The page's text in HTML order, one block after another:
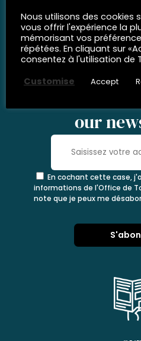
SOCIAL
our
En cochant cette case,
informations de l'Office de
note que je peux me
Nous utilisons des cookies
vous offrir l'expérience la
mémorisant vos
répétées. En cliquant sur
consentez à l'utilisation de
Customise
Accept